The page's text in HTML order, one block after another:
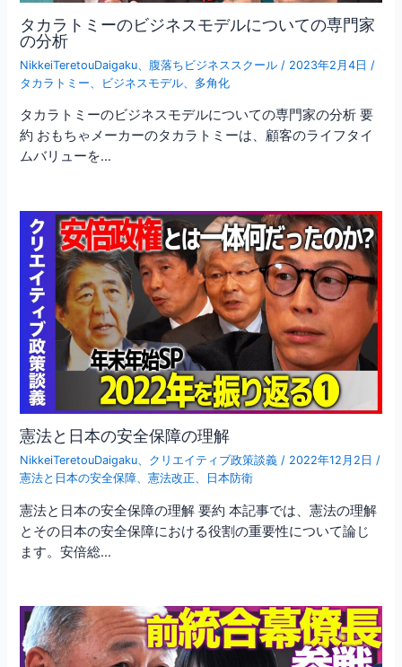
タカラトミーのビジネスモデルについての専門家
の分析
NikkeiTeretouDaigaku 腹落ちビジネススクール / 2023年2月4日 /
タカラトミー
ビジネスモデル 多角化
タカラトミーのビジネスモデルについての専門家の分析 要
約 おもちゃメーカーのタカラトミーは、顧客のライフタイ
ムバリューを…
憲法と日本の安全保障の理解
NikkeiTeretouDaigaku、 クリエイティブ政策談義 / 2022年12月2日 /
憲法と日本の安全保障、憲法改正、 日本防衛
憲法と日本の安全保障の理解 要約 本記事では、憲法の理解
とその日本の安全保障における役割の重要性について論じ
ます。安倍総…